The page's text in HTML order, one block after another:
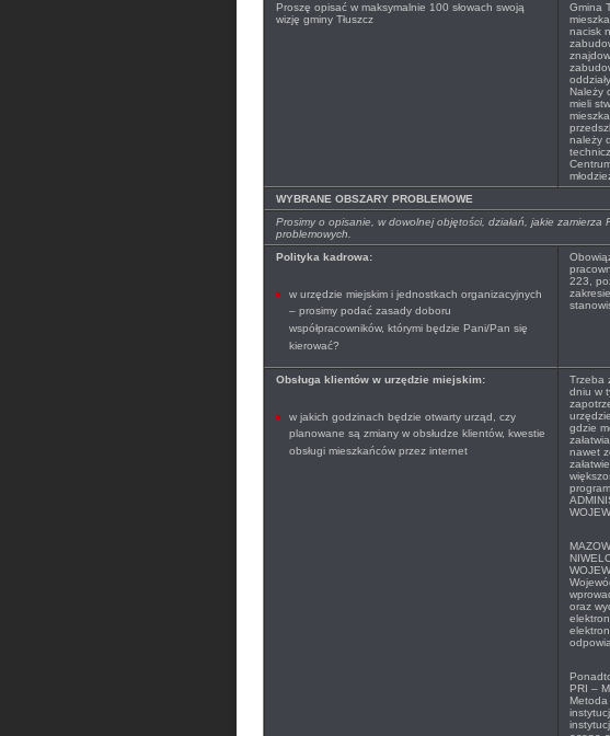
Proszę opisać w maksymalnie 100 słowach swoją
wizję gminy Tłuszcz
Gmina
nacisk
Należy
mieli
należy
WYBRANE OBSZARY PROBLEMOWE
Prosimy o opisanie, w dowolnej objętości, działań, jakie
problemowych.
Polityka kadrowa:
w urzędzie miejskim i jednostkach organizacyjnych
– prosimy podać zasady doboru
współpracowników, którymi będzie Pani/Pan się
kierować?
223,
Obsługa klientów w urzędzie miejskim:
w jakich godzinach będzie otwarty urząd, czy
planowane są zmiany w obsłudze klientów, kwestie
obsługi mieszkańców przez internet
Trzeba
dniu w
gdzie
nawet
oraz
PRI –
Metoda